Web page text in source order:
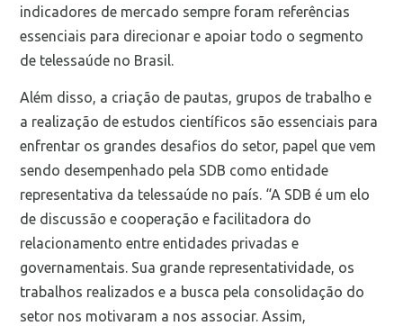
indicadores de mercado sempre foram referências
essenciais para direcionar e apoiar todo o segmento
de telessaúde no Brasil.
Além disso, a criação de pautas, grupos de trabalho e
a realização de estudos científicos são essenciais para
enfrentar os grandes desafios do setor, papel que vem
sendo desempenhado pela SDB como entidade
representativa da telessaúde no país. “A SDB é um elo
de discussão e cooperação e facilitadora do
relacionamento entre entidades privadas e
governamentais. Sua grande representatividade, os
trabalhos realizados e a busca pela consolidação do
setor nos motivaram a nos associar. Assim,